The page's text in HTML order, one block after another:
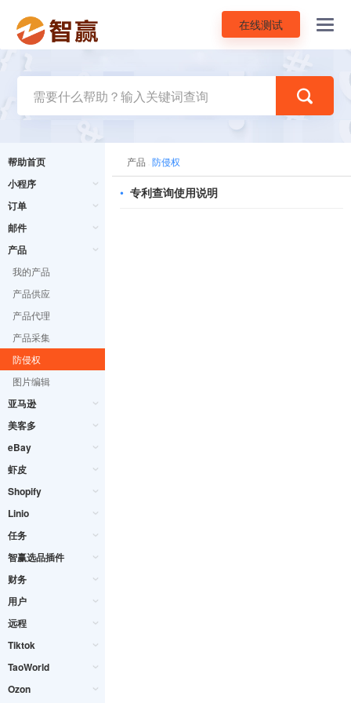
在线测试
帮助首页
小程序
订单
邮件
产品
我的产品
产品供应
产品代理
产品采集
防侵权
图片编辑
亚马逊
美客多
eBay
虾皮
Shopify
Linio
任务
智赢选品插件
财务
用户
远程
Tiktok
TaoWorld
Ozon
产品 防侵权
• 专利查询使用说明